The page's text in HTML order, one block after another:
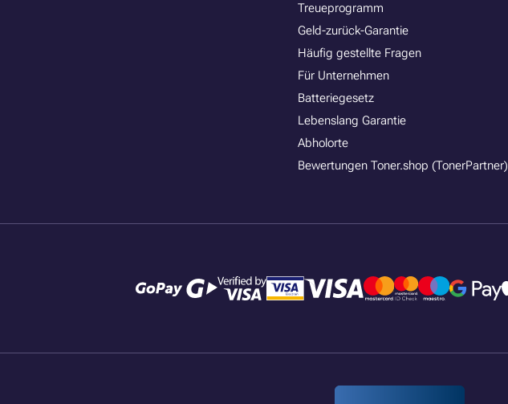
Treueprogramm
Geld-zurück-Garantie
Häufig gestellte Fragen
Für Unternehmen
Batteriegesetz
Lebenslang Garantie
Abholorte
Bewertungen Toner.shop (TonerPartner)